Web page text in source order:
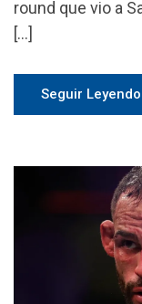
round que vio a
[…]
Seguir Leyendo